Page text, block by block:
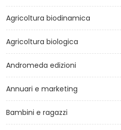
Agricoltura biodinamica
Agricoltura biologica
Andromeda edizioni
Annuari e marketing
Bambini e ragazzi